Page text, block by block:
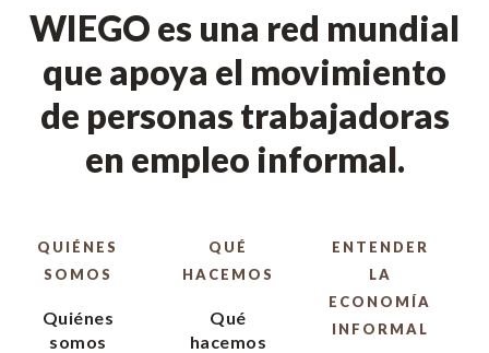
WIEGO es una red mundial
que apoya el movimiento
de personas trabajadoras
en empleo informal.
QUIÉNES
SOMOS
Quiénes
somos
QUÉ
HACEMOS
Qué
hacemos
ENTENDER
LA
ECONOMÍA
INFORMAL